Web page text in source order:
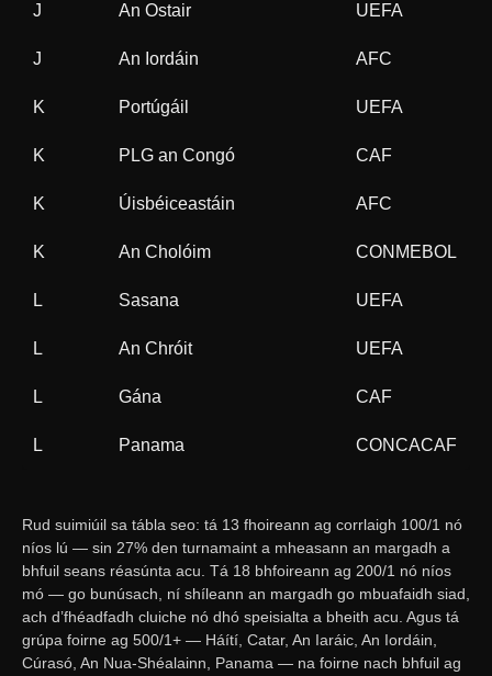
J An Ostair UEFA
J An Iordáin AFC
K Portúgáil UEFA
K PLG an Congó CAF
K Úisbéiceastáin AFC
K An Cholóim CONMEBOL
L Sasana UEFA
L An Chróit UEFA
L Gána CAF
L Panama CONCACAF
Rud suimiúil sa tábla seo: tá 13 fhoireann ag corrlaigh 100/1 nó
níos lú — sin 27% den turnamaint a mheasann an margadh a
bhfuil seans réasúnta acu. Tá 18 bhfoireann ag 200/1 nó níos
mó — go bunúsach, ní shíleann an margadh go mbuafaidh siad,
ach d’fhéadfadh cluiche nó dhó speisialta a bheith acu. Agus tá
grúpa foirne ag 500/1+ — Háítí, Catar, An Iaráic, An Iordáin,
Cúrasó, An Nua-Shéalainn, Panama — na foirne nach bhfuil ag